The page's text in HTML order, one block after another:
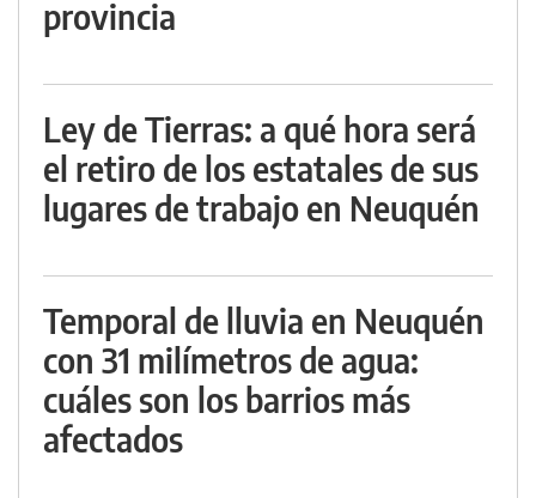
provincia
Ley de Tierras: a qué hora será
el retiro de los estatales de sus
lugares de trabajo en Neuquén
Temporal de lluvia en Neuquén
con 31 milímetros de agua:
cuáles son los barrios más
afectados